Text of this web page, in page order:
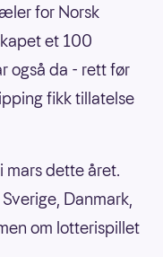
for Norsk
et 100
også da - rett før
fikk tillatelse
mars dette året.
Danmark,
om lotterispillet